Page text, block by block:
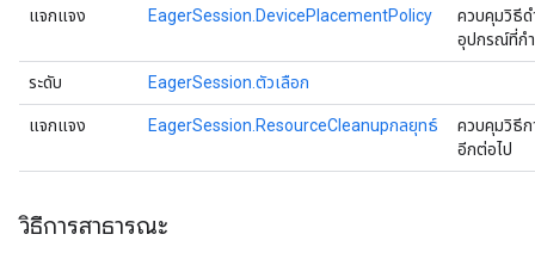
แจกแจง EagerSession.DevicePlacementPolicy
ควบคุมวิธีด
อุปกรณ์ที่ก
ระดับ EagerSession.ตัวเลือก
แจกแจง EagerSession.ResourceCleanupกลยุทธ์
ควบคุมวิธีก
อีกต่อไป
วิธีการสาธารณะ